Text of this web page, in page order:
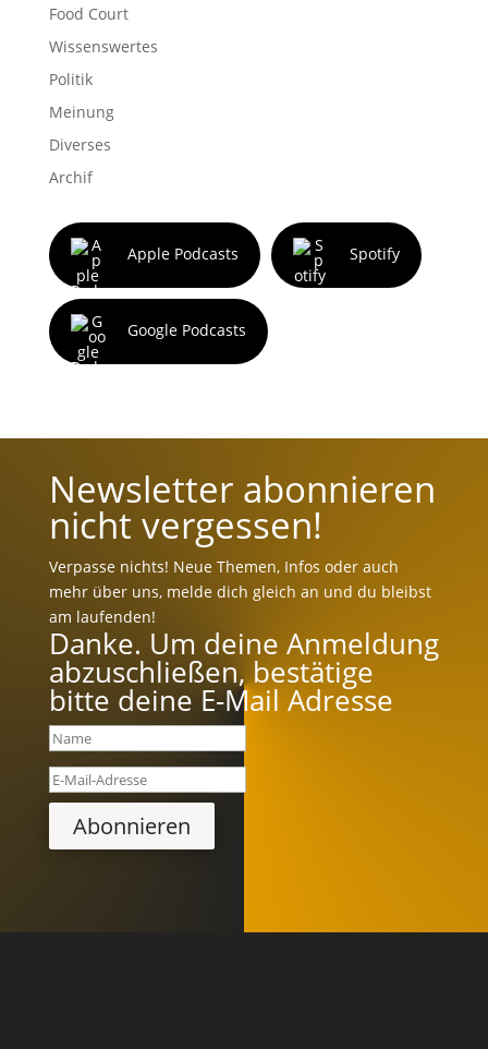
Food Court
Wissenswertes
Politik
Meinung
Diverses
Archif
Apple Podcasts Spotify
Google Podcasts
Newsletter abonnieren
nicht vergessen!
Verpasse nichts! Neue Themen, Infos oder auch
mehr über uns, melde dich gleich an und du bleibst
am laufenden!
Danke. Um deine Anmeldung
abzuschließen, bestätige
bitte deine E-Mail Adresse
Abonnieren